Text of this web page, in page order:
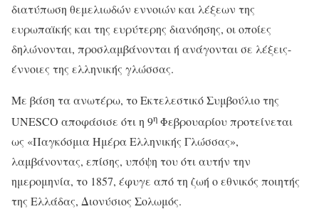
διατύπωση θεμελιωδών εννοιών και λέξεων της
ευρωπαϊκής και της ευρύτερης διανόησης, οι οποίες
δηλώνονται, προσλαμβάνονται ή ανάγονται σε λέξεις-
έννοιες της ελληνικής γλώσσας.
Με βάση τα ανωτέρω, το Εκτελεστικό Συμβούλιο της
UNESCO αποφάσισε ότι η 9η Φεβρουαρίου προτείνεται
ως «Παγκόσμια Ημέρα Ελληνικής Γλώσσας»,
λαμβάνοντας, επίσης, υπόψη του ότι αυτήν την
ημερομηνία, το 1857, έφυγε από τη ζωή ο εθνικός ποιητής
της Ελλάδας, Διονύσιος Σολωμός.